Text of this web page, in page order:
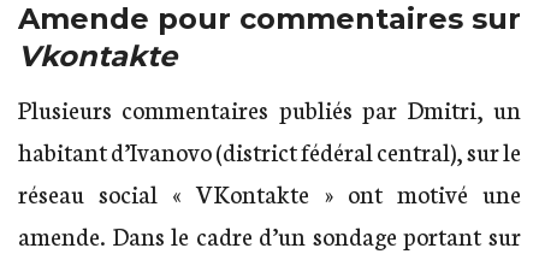
Amende pour commentaires sur
Vkontakte
Plusieurs commentaires publiés par Dmitri, un
habitant d’Ivanovo (district fédéral central), sur le
réseau social « VKontakte » ont motivé une
amende. Dans le cadre d’un sondage portant sur